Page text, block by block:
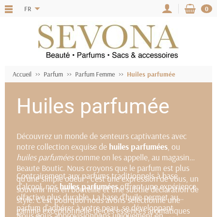
FR 0
Accueil Parfum Parfum Femme Huiles parfumée
Huiles parfumée
Découvrez un monde de senteurs captivantes avec
notre collection exquise de huiles parfumées , ou
huiles parfuméescomme on les appelle, au magasin
Beaute Boutic. Nous croyons que le parfum est plus
qu'une simple odeur ; c'est une expression de vous, un
souvenir mis en bouteille et une subtile déclaration de
style. C'est pourquoi nous avons sélectionné une
gamme exceptionnelle de ces essences aromatiques
Contrairement aux parfums traditionnels à base
d'alcool, noshuiles parfuméesoffrent une expérience
olfactive plus durable. La base d'huile permet au
parfum d'adhérer à votre peau, se développant